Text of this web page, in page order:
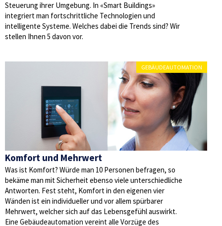
Steuerung ihrer Umgebung. In «Smart Buildings»
integriert man fortschrittliche Technologien und
intelligente Systeme. Welches dabei die Trends sind? Wir
stellen Ihnen 5 davon vor.
GEBÄUDEAUTOMATION
Komfort und Mehrwert
Was ist Komfort? Würde man 10 Personen befragen, so
bekäme man mit Sicherheit ebenso viele unterschiedliche
Antworten. Fest steht, Komfort in den eigenen vier
Wänden ist ein individueller und vor allem spürbarer
Mehrwert, welcher sich auf das Lebensgefühl auswirkt.
Eine Gebäudeautomation vereint alle Vorzüge des